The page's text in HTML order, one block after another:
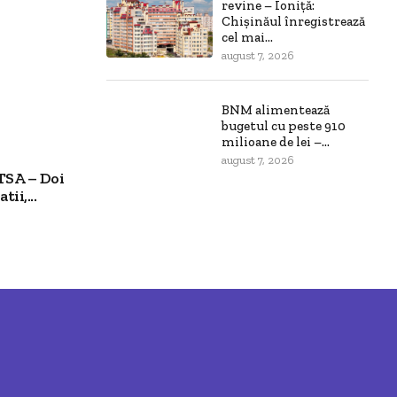
– Doi
revine – Ioniță:
Chișinăul înregistrează
cel mai...
august 7, 2026
BNM alimentează
bugetul cu peste 910
milioane de lei –...
august 7, 2026